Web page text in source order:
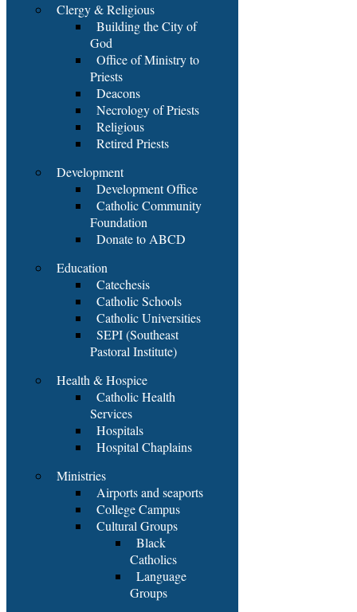
Clergy & Religious
Building the City of
God
Office of Ministry to
Priests
Deacons
Necrology of Priests
Religious
Retired Priests
Development
Development Office
Catholic Community
Foundation
Donate to ABCD
Education
Catechesis
Catholic Schools
Catholic Universities
SEPI (Southeast
Pastoral Institute)
Health & Hospice
Catholic Health
Services
Hospitals
Hospital Chaplains
Ministries
Airports and seaports
College Campus
Cultural Groups
Black
Catholics
Language
Groups